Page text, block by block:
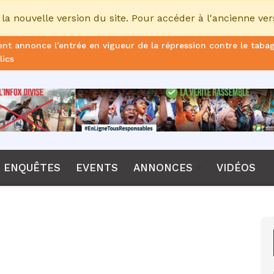
nouvelle version du site. Pour accéder à l'ancienne
annonce l’entrée en vigueur de la répression contre le
le non-renouvellement du contrat d'Emerse Faé à la tête
nouveau sélectionneur de l’équipe de France
CPI, Karim Khan, démis de ses fonctions par les États parties
ENQUÊTES EVENTS ANNONCES VIDÉOS